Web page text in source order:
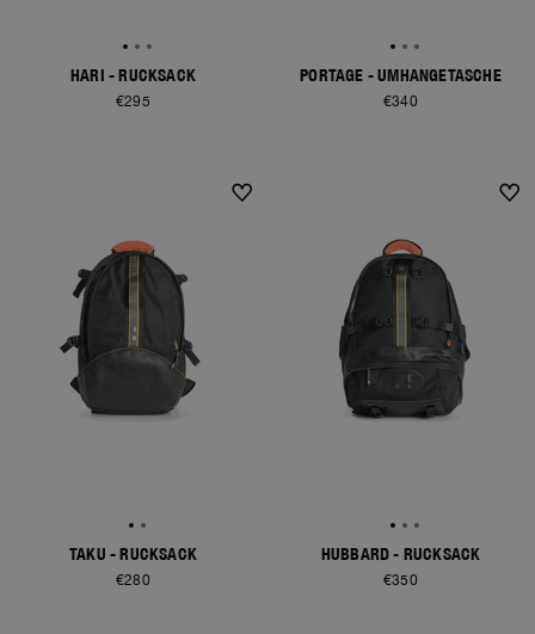
HARI - RUCKSACK
€295
PORTAGE - UMHÄNGETASCHE
€340
TAKU - RUCKSACK
€280
HUBBARD - RUCKSACK
€350